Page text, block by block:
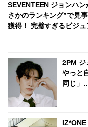
SEVENTEEN ジョンハン
さかのランキング”で見
獲得！ 完璧すぎるビジュ
唖然とさせたジョンハン
な一面にファン大爆笑
2PM ジ
やっと
同じ」